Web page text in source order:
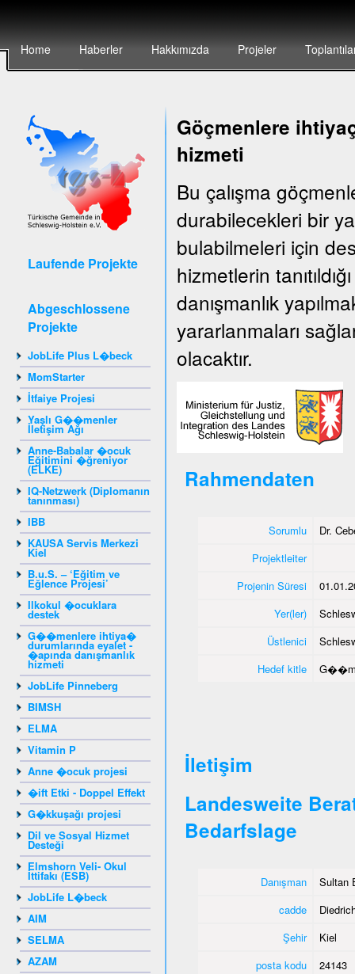
Home Haberler Hakkımızda Projeler
Laufende Projekte
Abgeschlossene
Projekte
JobLife Plus L�beck
MomStarter
İtfaiye Projesi
Yaşlı G��menler
İletişim Ağı
Anne-Babalar �ocuk
Eğitimini �ğreniyor
(ELKE)
IQ-Netzwerk (Diplomanın
tanınması)
IBB
KAUSA Servis Merkezi
Kiel
B.u.S. – ‘Eğitim ve
Eğlence Projesi’
Ilkokul �ocuklara
destek
G��menlere ihtiya�
durumlarında eyalet -
�apında danışmanlık
hizmeti
JobLife Pinneberg
BIMSH
ELMA
Vitamin P
Anne �ocuk projesi
�ift Etki - Doppel Effekt
G�kkuşağı projesi
Dil ve Sosyal Hizmet
Desteği
Elmshorn Veli- Okul
İttifakı (ESB)
JobLife L�beck
AIM
SELMA
AZAM
Göçmenlere
hizmeti
Bu çalışma
durabilecekleri bir
bulabilmeleri için
hizmetlerin
danışmanlık
yararlanmaları
olacaktır.
Rahmendaten
Sorumlu
Dr.
Projektleiter
Projenin Süresi
Yer(ler)
Üstlenici
Hedef kitle
İletişim
Landesweite
Bedarfslage
Danışman
Sultan
cadde
Şehir
Kiel
posta kodu
24143